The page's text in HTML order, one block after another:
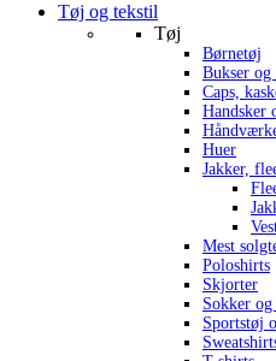
Tøj og tekstil
Tøj
Børnetøj
Bukser og
Caps,
Handsker
Huer
Jakker,
Mest
Poloshirts
Skjorter
Sokker
Sportstøj